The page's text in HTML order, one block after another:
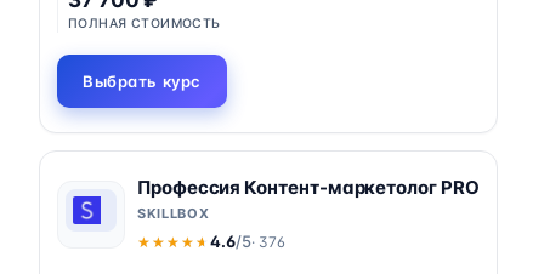
ПОЛНАЯ СТОИМОСТЬ
Выбрать курс
Профессия Контент-маркетолог PRO
SKILLBOX
★★★★★
★★★★★ 4.6/5· 376